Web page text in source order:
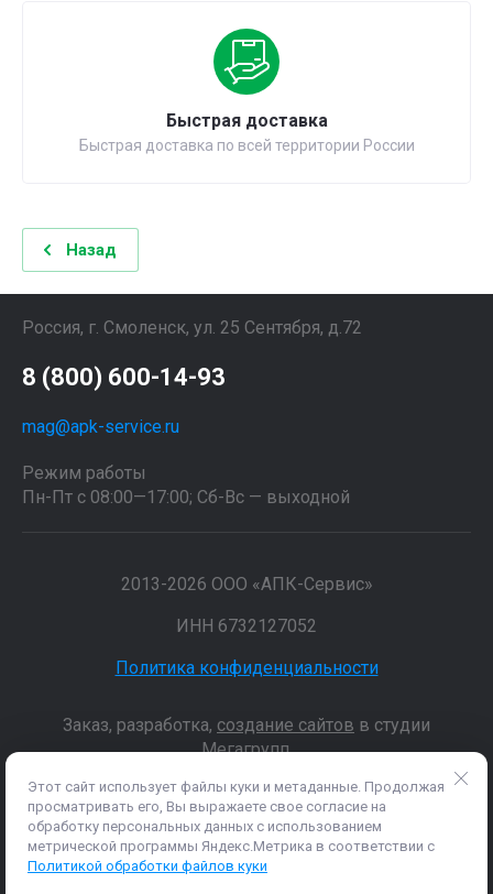
Быстрая доставка
Быстрая доставка по всей территории России
Назад
Россия, г. Смоленск, ул. 25 Сентября, д.72
8 (800) 600-14-93
mag@apk-service.ru
Режим работы
Пн-Пт с 08:00—17:00; Сб-Вс — выходной
2013-2026 ООО «АПК-Сервис»
ИНН 6732127052
Политика конфиденциальности
Заказ, разработка, создание сайтов в студии
Мегагрупп.
Данные о товарах и услугах, включая цены и технические
характеристики, представленные на сайте, не являются
публичной офертой, определяемой положениями Статьи 437 (2)
ГК РФ, а носят исключительно информационный характер. Для
Этот сайт использует файлы куки и метаданные. Продолжая
просматривать его, Вы выражаете свое согласие на
обработку персональных данных с использованием
метрической программы Яндекс.Метрика в соответствии с
Политикой обработки файлов куки